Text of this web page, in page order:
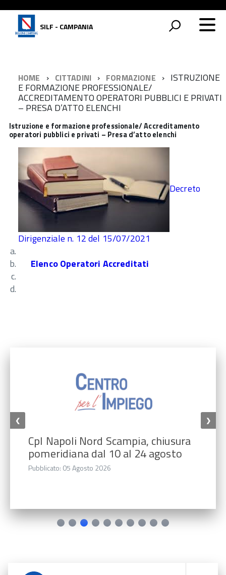
SILF - CAMPANIA
HOME CITTADINI FORMAZIONE ISTRUZIONE
E FORMAZIONE PROFESSIONALE/
ACCREDITAMENTO OPERATORI PUBBLICI E PRIVATI
– PRESA D’ATTO ELENCHI
Istruzione e formazione professionale/ Accreditamento
operatori pubblici e privati – Presa d’atto elenchi
Decreto
Dirigenziale n. 12 del 15/07/2021
Elenco Operatori Accreditati
CpI Napoli Nord Scampia, chiusura
pomeridiana dal 10 al 24 agosto
Pubblicato: 05 Agosto 2026
❮ ❯